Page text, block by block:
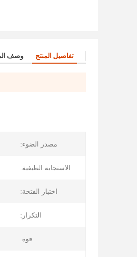
تفاصيل المنتج وصف
مصدر الضوء:
الاستجابة الطيفية:
اختبار الفتحة:
التكرار:
قوة: